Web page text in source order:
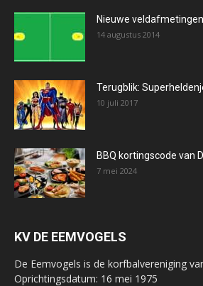
Nieuwe veldafmetingen
14 augustus 2014
Terugblik:
10 juli 2017
BBQ kortingscode van
7 mei 2024
KV DE EEMVOGELS
De Eemvogels is de korfbalvereniging
Oprichtingsdatum: 16 mei 1975